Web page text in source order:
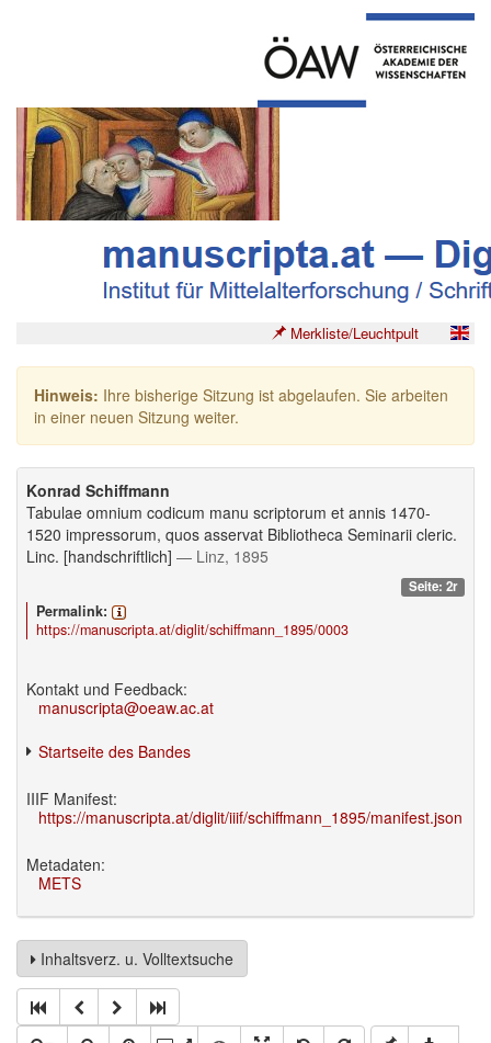
Merkliste/Leuchtpult
Hinweis: Ihre bisherige Sitzung ist abgelaufen. Sie arbeiten
in einer neuen Sitzung weiter.
Konrad Schiffmann
Tabulae omnium codicum manu scriptorum et annis 1470-
1520 impressorum, quos asservat Bibliotheca Seminarii cleric.
Linc. [handschriftlich] — Linz, 1895
Seite: 2r
Permalink:
https://manuscripta.at/diglit/schiffmann_1895/0003
Kontakt und Feedback:
manuscripta@oeaw.ac.at
Startseite des Bandes
IIIF Manifest:
https://manuscripta.at/diglit/iiif/schiffmann_1895/manifest.json
Metadaten:
METS
Inhaltsverz. u. Volltextsuche